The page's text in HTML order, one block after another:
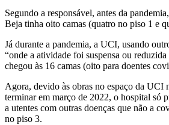
Segundo a responsável, antes da
Beja tinha oito camas (quatro no piso 1 e
Já durante a pandemia, a UCI, usando
“onde a atividade foi suspensa ou
chegou às 16 camas (oito para doentes
Agora, devido às obras no espaço da UCI
terminar em março de 2022, o hospital só
a utentes com outras doenças que não a
no piso 3.